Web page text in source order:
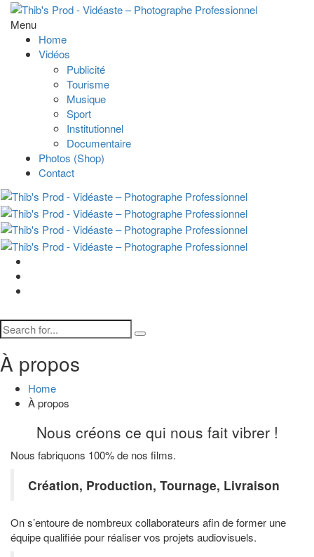
Menu
Home
Vidéos
Publicité
Tourisme
Musique
Sport
Institutionnel
Documentaire
Photos (Shop)
Contact
À propos
Home
À propos
Nous créons ce qui nous fait vibrer !
Nous fabriquons 100% de nos films.
Création, Production, Tournage, Livraison
On s’entoure de nombreux collaborateurs afin de former une
équipe qualifiée pour réaliser vos projets audiovisuels.